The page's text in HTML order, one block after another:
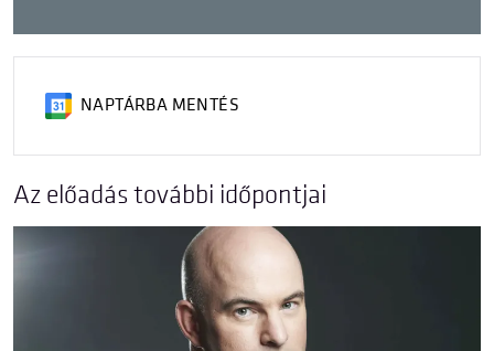
NAPTÁRBA MENTÉS
Az előadás további időpontjai